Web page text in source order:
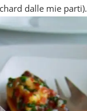
dalle mie parti).